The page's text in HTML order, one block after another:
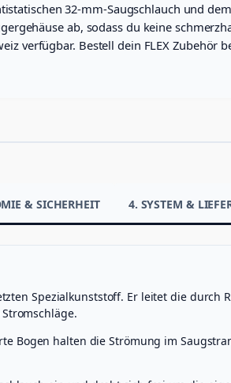
32-mm-Saugschlauch und
ab, sodass du keine
verfügbar. Bestell dein FLEX Zubehör
& SICHERHEIT 4. SYSTEM &
Spezialkunststoff. Er leitet die durch
Bogen halten die Strömung im